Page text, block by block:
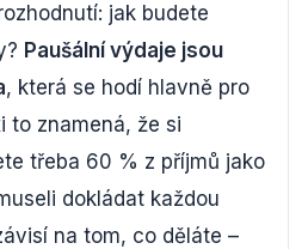
jak budete
Paušální výdaje jsou
, která se hodí hlavně pro
to znamená, že si
třeba 60 % z příjmů jako
dokládat každou
na tom, co děláte –